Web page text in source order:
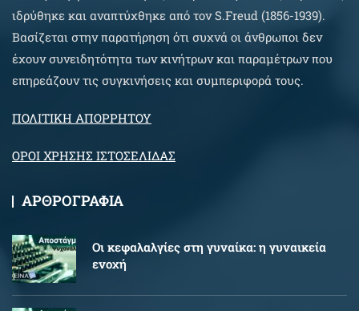
ιδρύθηκε και αναπτύχθηκε από τον S.Freud (1856-1939).
Βασίζεται στην παρατήρηση ότι συχνά οι άνθρωποι δεν
έχουν συνειδητότητα των κινήτρων και παραμέτρων που
επηρεάζουν τις συγκινήσεις και συμπεριφορά τους.
ΠΟΛΙΤΙΚΗ ΑΠΟΡΡΗΤΟΥ
ΟΡΟΙ ΧΡΗΣΗΣ ΙΣΤΟΣΕΛΙΔΑΣ
ΑΡΘΡΟΓΡΑΦΙΑ
Oι κεφαλαλγίες στη γυναίκα: η γυναικεία
ενοχή